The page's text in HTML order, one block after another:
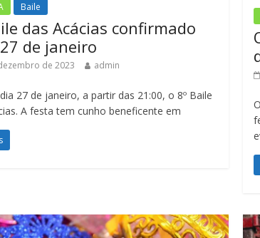
Baile
das Acácias confirmado
de janeiro
de 2023 admin
27 de janeiro, a partir das 21:00, o 8º Baile
A festa tem cunho beneficente em